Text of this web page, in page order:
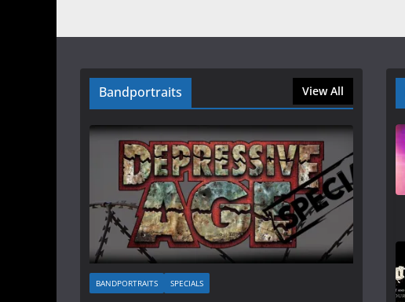
Bandportraits View All
BANDPORTRAITS SPECIALS